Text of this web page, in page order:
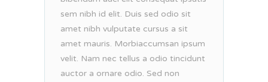
sem nibh id elit. Duis sed odio sit
amet nibh vulputate cursus a sit
amet mauris. Morbiaccumsan ipsum
velit. Nam nec tellus a odio tincidunt
auctor a ornare odio. Sed non